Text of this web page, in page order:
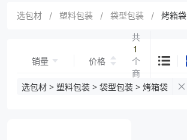
选包材 / 塑料包装 / 袋型包装 / 烤箱袋
销量 价格
共
1
个
商
品
选包材 > 塑料包装 > 袋型包装 > 烤箱袋